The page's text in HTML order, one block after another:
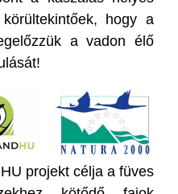
hogy a
a vadon élő
projekt célja a füves